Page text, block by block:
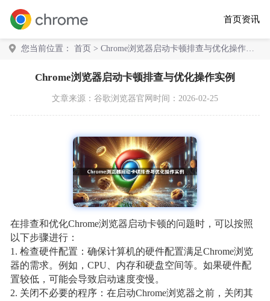
首页资讯
您当前位置： 首页 > Chrome浏览器启动卡顿排查与优化操作实
Chrome浏览器启动卡顿排查与优化操作实例
文章来源： 谷歌浏览器官网 时间：2026-02-25
在排查和优化Chrome浏览器启动卡顿的问题时，可以按照
以下步骤进行：
1. 检查硬件配置：确保计算机的硬件配置满足Chrome浏览
器的需求。例如，CPU、内存和硬盘空间等。如果硬件配
置较低，可能会导致启动速度变慢。
2. 关闭不必要的程序：在启动Chrome浏览器之前，关闭其